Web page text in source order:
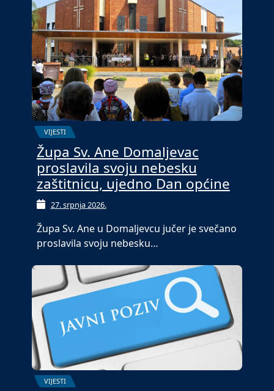
VIJESTI
Župa Sv. Ane Domaljevac
proslavila svoju nebesku
zaštitnicu, ujedno Dan općine
27. srpnja 2026.
Župa Sv. Ane u Domaljevcu jučer je svečano
proslavila svoju nebesku…
VIJESTI